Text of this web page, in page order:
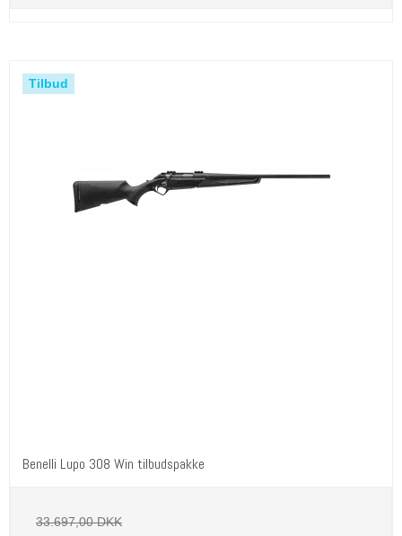
Tilbud
Benelli Lupo 308 Win tilbudspakke
33.697,00 DKK